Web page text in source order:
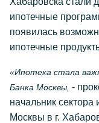
ипотечные
появилась
ипотечные
«Ипотека стала
Банка Москвы, -
начальник сектора
Москвы в г.